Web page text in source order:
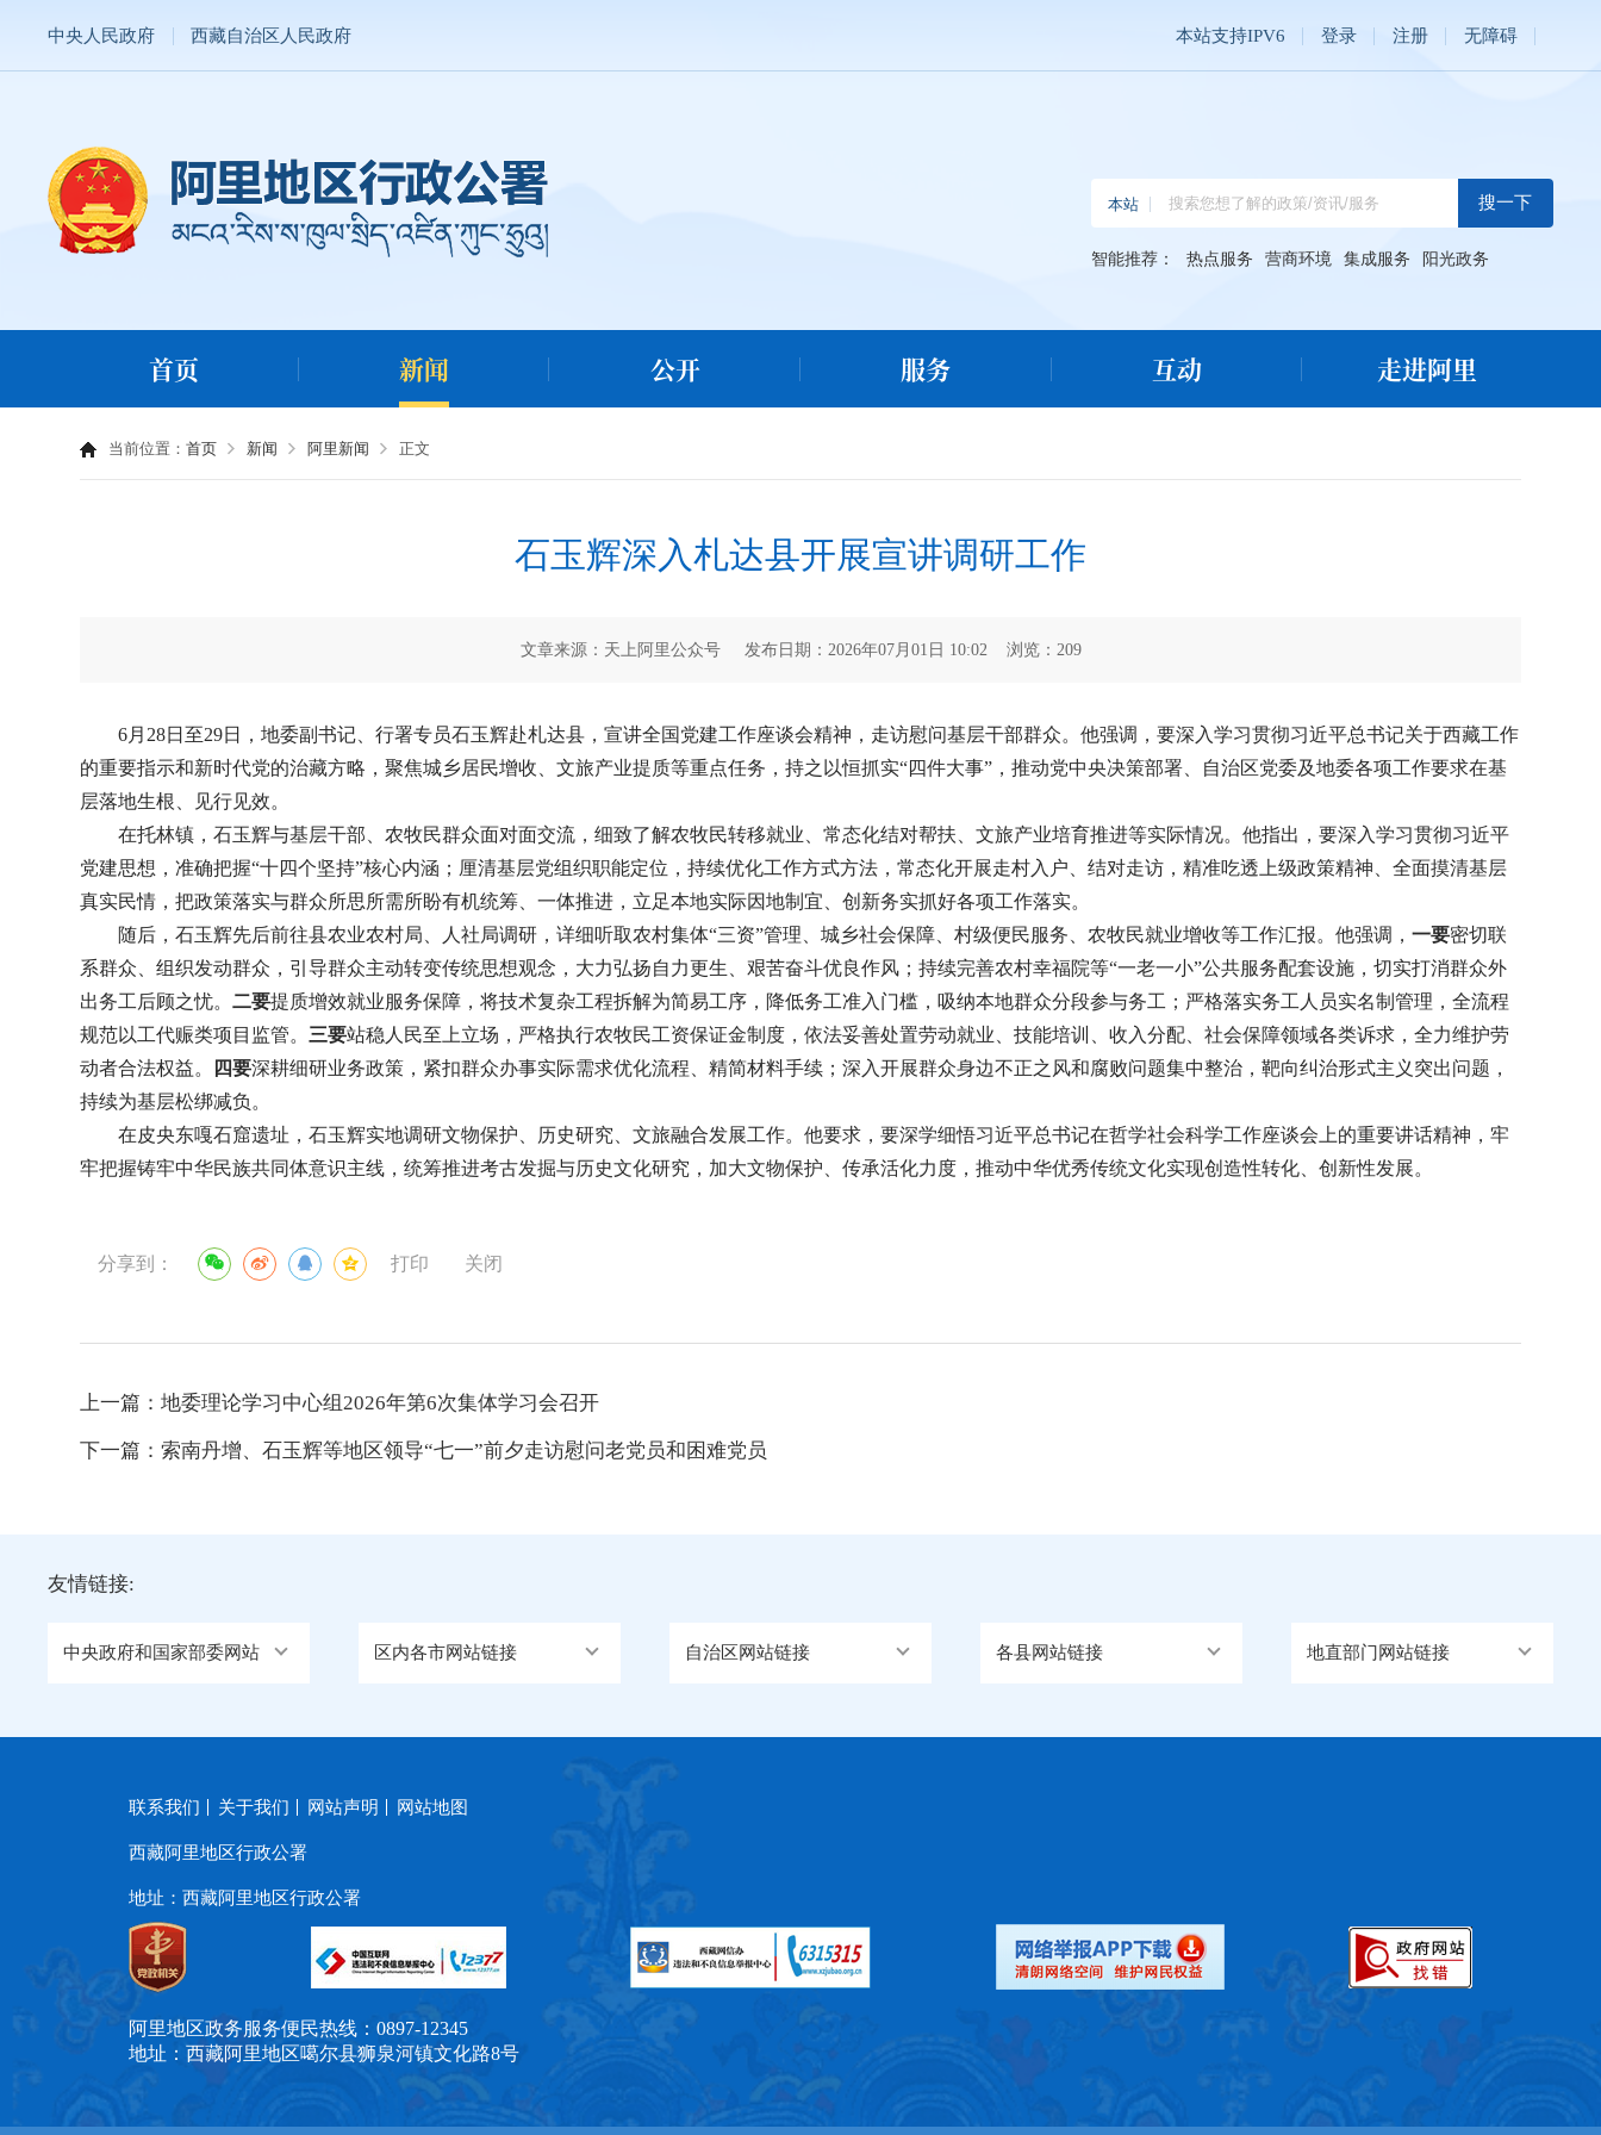
中央人民政府 西藏自治区人民政府 本站支持IPV6 登录 注册 无障碍
智能推荐： 热点服务 营商环境 集成服务 阳光政务
首页 新闻 公开 服务 互动 走进阿里
当前位置：首页 新闻 阿里新闻 正文
石玉辉深入札达县开展宣讲调研工作
文章来源：天上阿里公众号 发布日期：2026年07月01日 10:02 浏览： 209
6月28日至29日，地委副书记、行署专员石玉辉赴札达县，宣讲全国党建工作座谈会精神，走访慰问基层干部群众。他强调，要深入学习贯彻习近平总书记关于西藏工作
的重要指示和新时代党的治藏方略，聚焦城乡居民增收、文旅产业提质等重点任务，持之以恒抓实“四件大事”，推动党中央决策部署、自治区党委及地委各项工作要求在基
层落地生根、见行见效。
在托林镇，石玉辉与基层干部、农牧民群众面对面交流，细致了解农牧民转移就业、常态化结对帮扶、文旅产业培育推进等实际情况。他指出，要深入学习贯彻习近平
党建思想，准确把握“十四个坚持”核心内涵；厘清基层党组织职能定位，持续优化工作方式方法，常态化开展走村入户、结对走访，精准吃透上级政策精神、全面摸清基层
真实民情，把政策落实与群众所思所需所盼有机统筹、一体推进，立足本地实际因地制宜、创新务实抓好各项工作落实。
随后，石玉辉先后前往县农业农村局、人社局调研，详细听取农村集体“三资”管理、城乡社会保障、村级便民服务、农牧民就业增收等工作汇报。他强调，一要密切联
系群众、组织发动群众，引导群众主动转变传统思想观念，大力弘扬自力更生、艰苦奋斗优良作风；持续完善农村幸福院等“一老一小”公共服务配套设施，切实打消群众外
出务工后顾之忧。二要提质增效就业服务保障，将技术复杂工程拆解为简易工序，降低务工准入门槛，吸纳本地群众分段参与务工；严格落实务工人员实名制管理，全流程
规范以工代赈类项目监管。 三要站稳人民至上立场，严格执行农牧民工资保证金制度，依法妥善处置劳动就业、技能培训、收入分配、社会保障领域各类诉求，全力维护劳
动者合法权益。
四要深耕细研业务政策，紧扣群众办事实际需求优化流程、精简材料手续；深入开展群众身边不正之风和腐败问题集中整治，靶向纠治形式主义突出问题，
持续为基层松绑减负。
在皮央东嘎石窟遗址，石玉辉实地调研文物保护、历史研究、文旅融合发展工作。他要求，要深学细悟习近平总书记在哲学社会科学工作座谈会上的重要讲话精神，牢
牢把握铸牢中华民族共同体意识主线，统筹推进考古发掘与历史文化研究，加大文物保护、传承活化力度，推动中华优秀传统文化实现创造性转化、创新性发展。
分享到： 打印 关闭
上一篇：地委理论学习中心组2026年第6次集体学习会召开
下一篇：索南丹增、石玉辉等地区领导“七一”前夕走访慰问老党员和困难党员
友情链接:
中央政府和国家部委网站 区内各市网站链接 自治区网站链接 各县网站链接 地直部门网站链接
联系我们 关于我们 网站声明 网站地图
西藏阿里地区行政公署
地址：西藏阿里地区行政公署
阿里地区政务服务便民热线：0897-12345
地址：西藏阿里地区噶尔县狮泉河镇文化路8号